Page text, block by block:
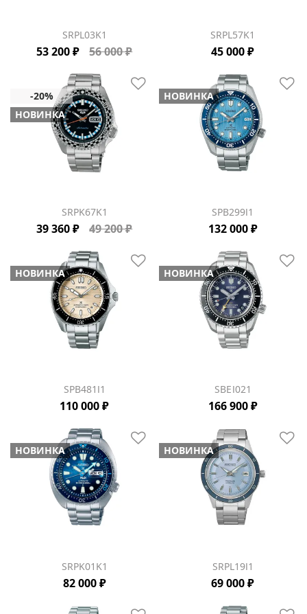
SRPL03K1
53 200 ₽ 56 000 ₽
SRPL57K1
45 000 ₽
НОВИНКА
SRPK67K1
39 360 ₽ 49 200 ₽
НОВИНКА
SPB299J1
132 000 ₽
НОВИНКА
SPB481J1
110 000 ₽
НОВИНКА
SBEJ021
166 900 ₽
НОВИНКА
SRPK01K1
82 000 ₽
НОВИНКА
SRPL19J1
69 000 ₽